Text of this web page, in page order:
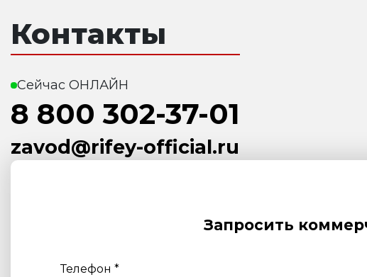
Контакты
Сейчас ОНЛАЙН
8 800 302-37-01
zavod@rifey-official.ru
Запросить
Телефон *